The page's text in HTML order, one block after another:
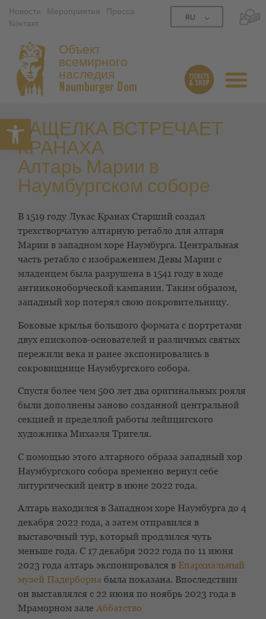
Открытая панель
Новости Мероприятия
Пресса
Контакт
RU
Объект
всемирного
наследия
Naumburger Dom
ЗАЩЕЛКА ВСТРЕЧАЕТ
КРАНАХА
Алтарь Марии в
Наумбургском соборе
В 1519 году Лукас Кранах Старший создал
трехстворчатую алтарную ретабло для алтаря
Марии в западном хоре Наумбурга. Центральная
часть ретабло с изображением Девы Марии с
младенцем была разрушена в 1541 году в ходе
антииконоборческой кампании. Таким образом,
западный хор потерял свою покровительницу.
Боковые крылья большого формата с портретами
двух епископов-основателей и различных святых
пережили века и ранее экспонировались в
сокровищнице Наумбургского собора.
Спустя более чем 500 лет два оригинальных рояля
были дополнены заново созданной центральной
секцией и пределлой работы лейпцигского
художника Михаэля Тригеля.
С помощью этого алтарного образа западный хор
Наумбургского собора временно вернул себе
литургический центр в июне 2022 года.
Алтарь находился в Западном хоре Наумбурга до 4
декабря 2022 года, а затем отправился в
выставочный тур, который продлился чуть
меньше года. С 17 декабря 2022 года по 11 июня
2023 года алтарь экспонировался в Епархиальный
музей Падерборна была показана. Впоследствии
он выставлялся с 22 июня по ноябрь 2023 года в
Мраморном зале Аббатство